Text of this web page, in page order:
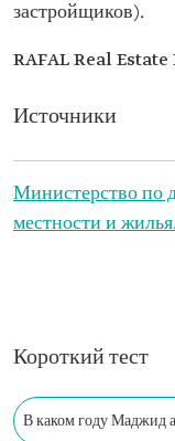
застройщиков).
RAFAL Real
Источники
Министерствопо
местности и жилья
Короткий тест
В каком году Маджид